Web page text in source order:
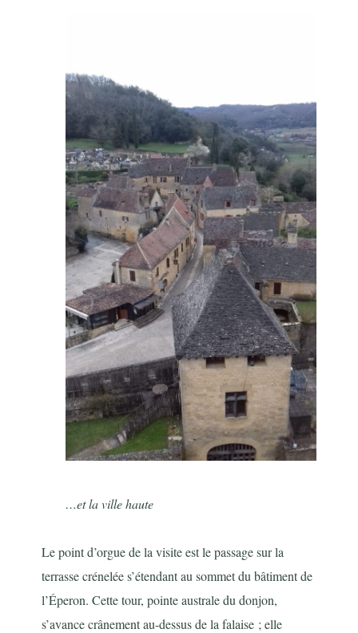
…et la ville haute
Le point d’orgue de la visite est le passage sur la
terrasse crénelée s’étendant au sommet du bâtiment de
l’Éperon. Cette tour, pointe australe du donjon,
s’avance crânement au-dessus de la falaise ; elle